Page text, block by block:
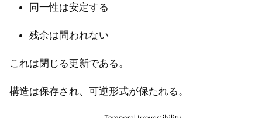
同一性は安定する
残余は問われない
これは閉じる更新である。
構造は保存され、可逆形式が保たれる。